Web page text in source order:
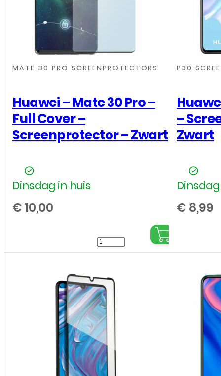
Screenprotector
-
aantal
MATE 30 PRO SCREENPROTECTORS
Huawei – Mate 30 Pro –
Full Cover –
Screenprotector – Zwart
Dinsdag in huis
€10,00
Huawei
-
30
Pro
-
Full
Cover
-
P30
–
Zwart
€ 8,99